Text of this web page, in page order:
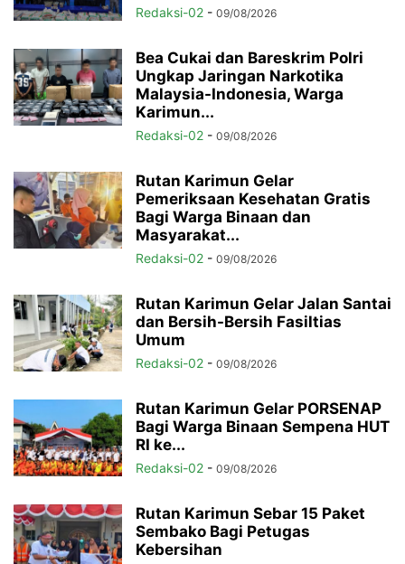
Redaksi-02 - 09/08/2026
Bea Cukai dan Bareskrim Polri
Ungkap Jaringan Narkotika
Malaysia-Indonesia, Warga
Karimun...
Redaksi-02 - 09/08/2026
Rutan Karimun Gelar
Pemeriksaan Kesehatan Gratis
Bagi Warga Binaan dan
Masyarakat...
Redaksi-02 - 09/08/2026
Rutan Karimun Gelar Jalan Santai
dan Bersih-Bersih Fasiltias
Umum
Redaksi-02 - 09/08/2026
Rutan Karimun Gelar PORSENAP
Bagi Warga Binaan Sempena HUT
RI ke...
Redaksi-02 - 09/08/2026
Rutan Karimun Sebar 15 Paket
Sembako Bagi Petugas
Kebersihan